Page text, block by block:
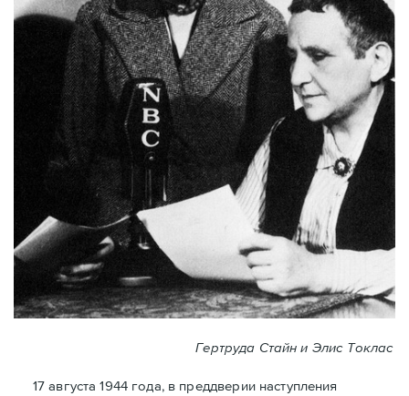
Гертруда Стайн и Элис Токлас
17 августа 1944 года, в преддверии наступления